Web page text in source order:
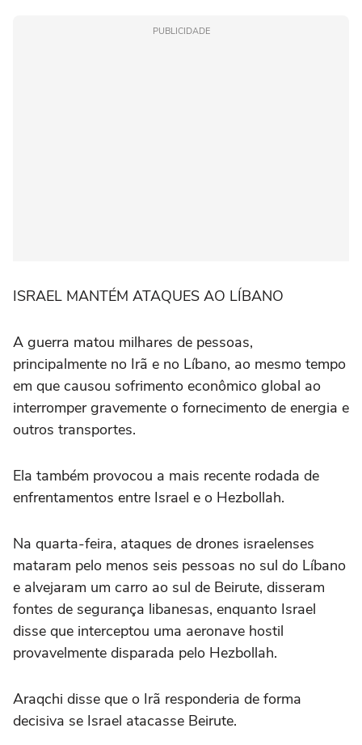
PUBLICIDADE
ISRAEL MANTÉM ATAQUES AO LÍBANO
A guerra matou milhares de pessoas,
principalmente no Irã e no Líbano, ao mesmo tempo
em que causou sofrimento econômico global ao
interromper gravemente o fornecimento de energia e
outros transportes.
Ela também provocou a mais recente rodada de
enfrentamentos entre Israel e o Hezbollah.
Na quarta-feira, ataques de drones israelenses
mataram pelo menos seis pessoas no sul do Líbano
e alvejaram um carro ao sul de Beirute, disseram
fontes de segurança libanesas, enquanto Israel
disse que interceptou uma aeronave hostil
provavelmente disparada pelo Hezbollah.
Araqchi disse que o Irã responderia de forma
decisiva se Israel atacasse Beirute.